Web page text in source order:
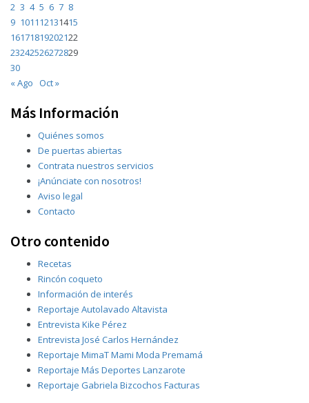
2 3 4 5 6 7 8
9 101112131415
16171819202122
23242526272829
30
« Ago Oct »
Más Información
Quiénes somos
De puertas abiertas
Contrata nuestros servicios
¡Anúnciate con nosotros!
Aviso legal
Contacto
Otro contenido
Recetas
Rincón coqueto
Información de interés
Reportaje Autolavado Altavista
Entrevista Kike Pérez
Entrevista José Carlos Hernández
Reportaje MimaT Mami Moda Premamá
Reportaje Más Deportes Lanzarote
Reportaje Gabriela Bizcochos Facturas